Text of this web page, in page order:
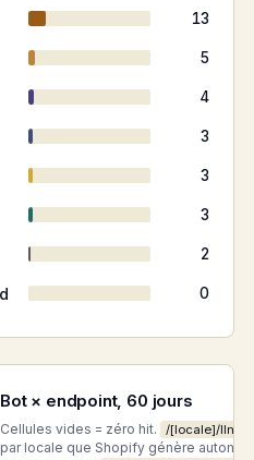
13
5
4
3
3
3
2
0
Bot × endpoint, 60 jours
Cellules vides = zéro hit. /[locale]/llms-
par locale que Shopify génère